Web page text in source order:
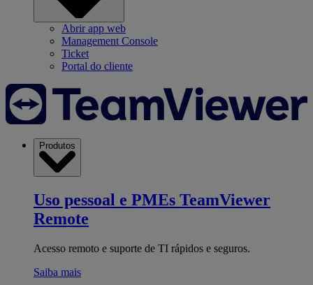
Abrir app web
Management Console
Ticket
Portal do cliente
Produtos
Uso pessoal e PMEs TeamViewer
Remote
Acesso remoto e suporte de TI rápidos e seguros.
Saiba mais